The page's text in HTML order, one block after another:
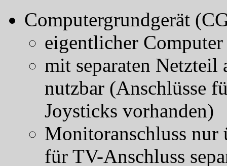
Computergrundgerät
eigentlicher
mit separaten
nutzbar (Anschlüsse
Joysticks vorhanden)
Monitoranschluss nur
für TV-Anschluss